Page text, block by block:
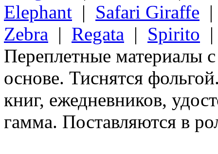
Elephant | Safari Giraffe
Zebra | Regata | Spirito
Переплетные
основе. Тиснятся
книг, ежедневников,
гамма. Поставляются в